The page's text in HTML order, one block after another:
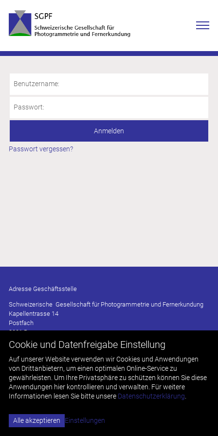
Benutzername:
Passwort:
Passwort vergessen?
Adresse Geschäftsstelle
Schweizerische Gesellschaft für Photogrammetrie und Fernerkundung
Kapellentrasse 14
Postfach
3001 Bern
Fax +41 58 796 99 03
info sgpf.ch
Impressum
Disclaimer
Datenschutz
created by Internetgalerie AG
Cookie und Datenfreigabe Einstellung
Auf unserer Website verwenden wir Cookies und Anwendungen
von Drittanbietern, um einen optimalen Online-Service zu
gewährleisten. Um Ihre Privatsphäre zu schützen können Sie diese
Anwendungen hier kontrollieren und verwalten. Für weitere
Informationen lesen Sie bitte unsere Datenschutzerklärung
Alle akzeptieren Einstellungen